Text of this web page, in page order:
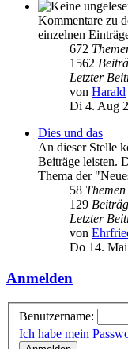
Kommentare zu
einzelnen
672
1562
Letzter
von Harald
Di 4. Aug
Dies und das
An dieser Stelle
Beiträge leisten.
Thema der
58 Themen
129
Letzter
von
Do 14.
Anmelden
Benutzername:
Ich habe mein